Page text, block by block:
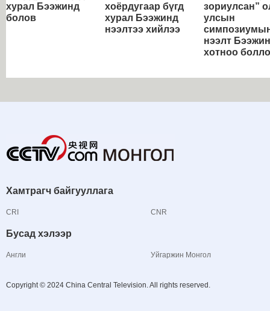
хурал Бээжинд
болов
хоёрдугаар бүгд
хурал Бээжинд
нээлтээ хийлээ
зориулсан”
улсын
нээлт Бээжин
хотноо
Хамтрагч байгууллага
CRI CNR
Бусад хэлээр
Англи Уйгаржин Монгол
Copyright © 2024 China Central Television. All rights reserved.